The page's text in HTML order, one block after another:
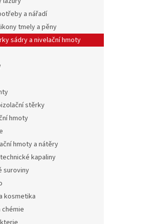
a nářadí
tmely a pěny
sádry a nivelační hmoty
stěrky
hmoty
hmoty a nátěry
kapaliny
suroviny
kosmetika
chémie